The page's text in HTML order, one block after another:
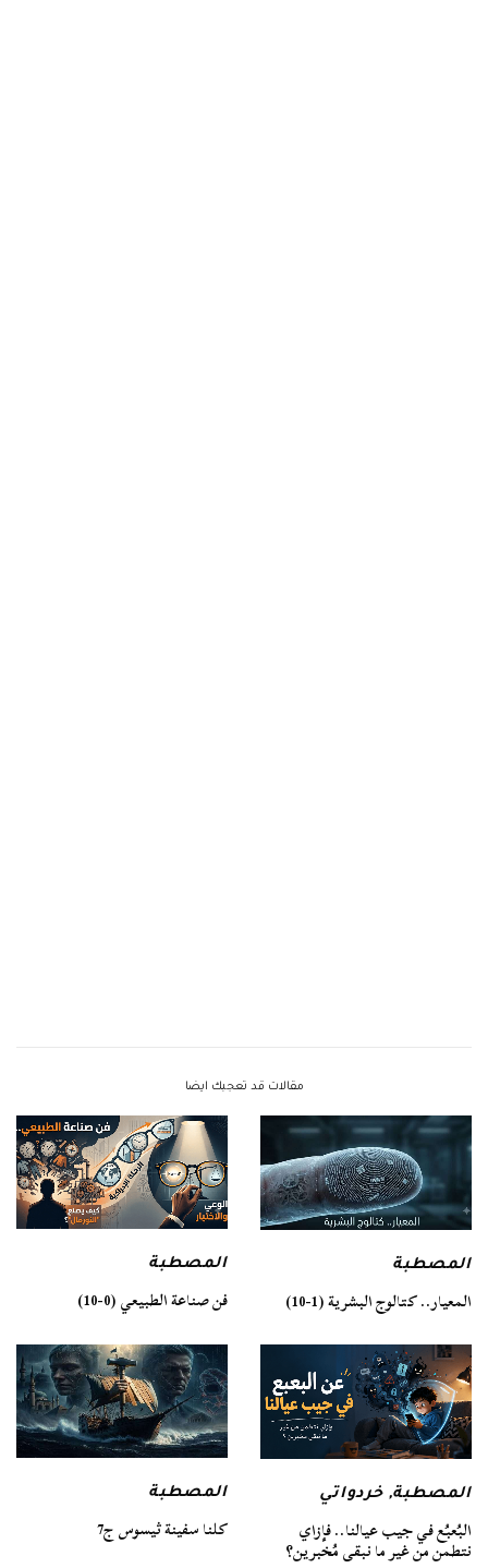
مقالات قد تعجبك ايضا
المصطبة
المعيار.. كتالوج البشرية (1-10)
المصطبة
فن صناعة الطبيعي (0-10)
المصطبة,خردواتي
البُعبُع في جيب عيالنا.. فإزاي
نتطمن من غير ما نبقى مُخبرين؟
المصطبة
كلنا سفينة ثيسوس ج7